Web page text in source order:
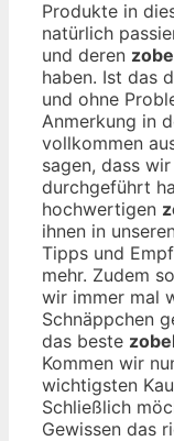
Produkte in
natürlich
und deren
haben. Ist das
und ohne
Anmerkung in
vollkommen
sagen, dass wir
durchgeführt
hochwertigen
ihnen in
Tipps und
mehr. Zudem
wir immer mal
Schnäppchen
das beste
Kommen wir
wichtigsten
Schließlich
Gewissen das